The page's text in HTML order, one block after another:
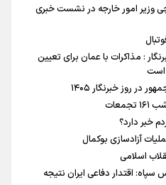
وزیر امور خارجه در نشست خبری
: مذاکرات با عمان برای تعیین
است
روز خبرنگار ۱۴۰۵
خبر دارد؟
آزادسازی بوکمال
اسلامی
سپاه: اقتدار دفاعی ایران نتیجه